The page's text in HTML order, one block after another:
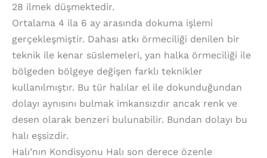
28 ilmek düşmektedir.
Ortalama 4 ila 6 ay arasında dokuma işlemi
gerçekleşmiştir. Dahası atkı örmeciliği denilen bir
teknik ile kenar süslemeleri, yan halka örmeciliği ile
bölgeden bölgeye değişen farklı teknikler
kullanılmıştır. Bu tür halılar el ile dokunduğundan
dolayı aynısını bulmak imkansızdır ancak renk ve
desen olarak benzeri bulunabilir. Bundan dolayı bu
halı eşsizdir.
Halı’nın Kondisyonu Halı son derece özenle